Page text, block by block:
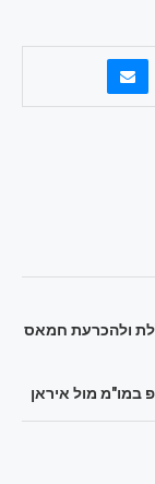
ולהכרעת חמאס
במו"מ מול איראן